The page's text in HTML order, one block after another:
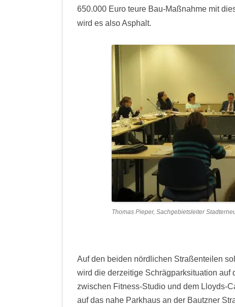
650.000 Euro teure Bau-Maßnahme mit
wird es also Asphalt.
Thomas Pieper, Sachgebietsleiter
Auf den beiden nördlichen Straßenteilen
wird die derzeitige Schrägparksituation
zwischen Fitness-Studio und dem Lloyds-
auf das nahe Parkhaus an der Bautzner